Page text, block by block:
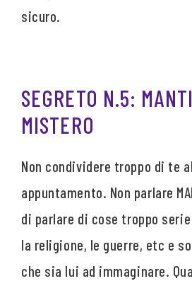
sicuro.
SEGRETO N.5:
MISTERO
Non condividere troppo di te
appuntamento. Non parlare
di parlare di cose troppo
la religione, le guerre, etc e
che sia lui ad immaginare.